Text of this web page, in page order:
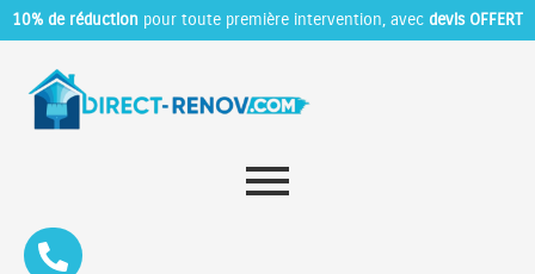
10% de réduction pour toute première intervention, avec devis OFFERT